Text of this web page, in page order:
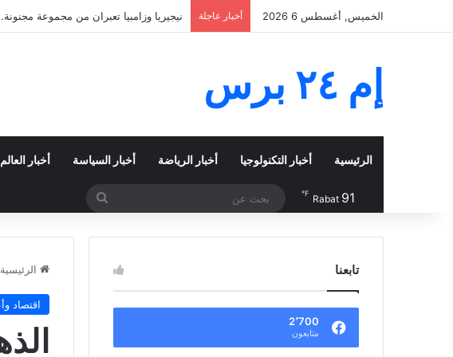
الخميس, أغسطس 6 2026 أخبار عاجلة سبيس إكس تدفع الاتصالات الفضائية خطوة
إم ٢٤ برس
الرئيسية أخبار التكنولوجيا أخبار الرياضة أخبار السياسة أخبار العالم
Rabat 91
℉
بحث
الرئيسية
اقتصاد
تابعنا
2٬700
متابعون